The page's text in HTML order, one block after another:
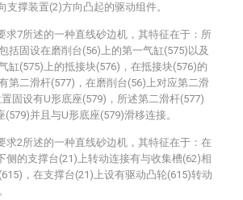
支撑装置(2)方向凸起的驱动组件。
求7所述的一种直线砂边机，其特征在于：所
括固设在磨削台(56)上的第一气缸(575)以及
缸(575)上的抵接块(576)，在抵接块(576)的
第二滑杆(577)，在磨削台(56)上对应第二滑
固设有U形底座(579)，所述第二滑杆(577)
(579)并且与U形底座(579)滑移连接。
求2所述的一种直线砂边机，其特征在于：在
侧的支撑台(21)上转动连接有与收集槽(62)相
，在支撑台(21)上设有驱动凸轮(615)转动